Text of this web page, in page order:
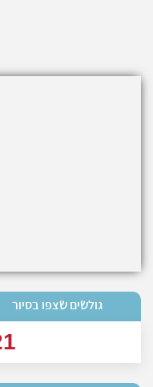
גולשים שצפו בסיור